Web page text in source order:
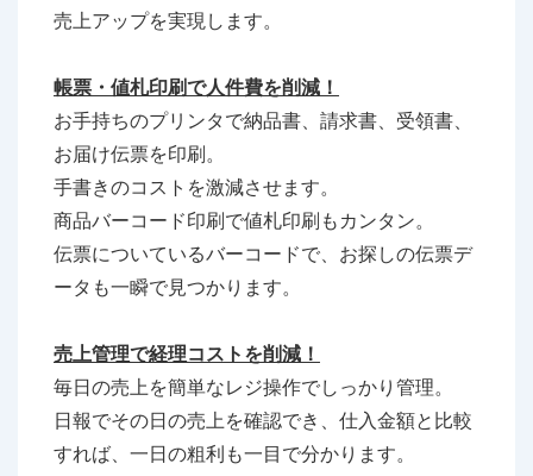
売上アップを実現します。
帳票・値札印刷で人件費を削減！
お手持ちのプリンタで納品書、請求書、受領書、
お届け伝票を印刷。
手書きのコストを激減させます。
商品バーコード印刷で値札印刷もカンタン。
伝票についているバーコードで、お探しの伝票デ
ータも一瞬で見つかります。
売上管理で経理コストを削減！
毎日の売上を簡単なレジ操作でしっかり管理。
日報でその日の売上を確認でき、仕入金額と比較
すれば、一日の粗利も一目で分かります。